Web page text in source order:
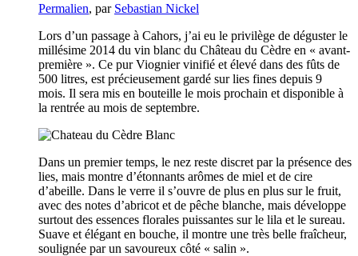
Permalien, par Sebastian Nickel
Lors d’un passage à Cahors, j’ai eu le privilège de déguster le
millésime 2014 du vin blanc du Château du Cèdre en « avant-
première ». Ce pur Viognier vinifié et élevé dans des fûts de
500 litres, est précieusement gardé sur lies fines depuis 9
mois. Il sera mis en bouteille le mois prochain et disponible à
la rentrée au mois de septembre.
Dans un premier temps, le nez reste discret par la présence des
lies, mais montre d’étonnants arômes de miel et de cire
d’abeille. Dans le verre il s’ouvre de plus en plus sur le fruit,
avec des notes d’abricot et de pêche blanche, mais développe
surtout des essences florales puissantes sur le lila et le sureau.
Suave et élégant en bouche, il montre une très belle fraîcheur,
soulignée par un savoureux côté « salin ».